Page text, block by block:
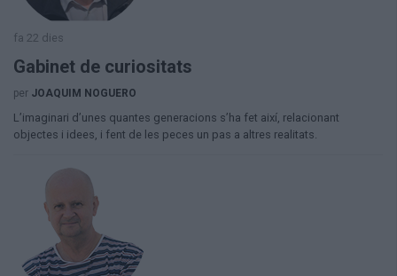
fa 22 dies
Gabinet de curiositats
per JOAQUIM NOGUERO
L’imaginari d’unes quantes generacions s’ha fet així, relacionant
objectes i idees, i fent de les peces un pas a altres realitats.